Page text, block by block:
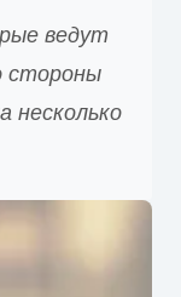
ведут
стороны
несколько